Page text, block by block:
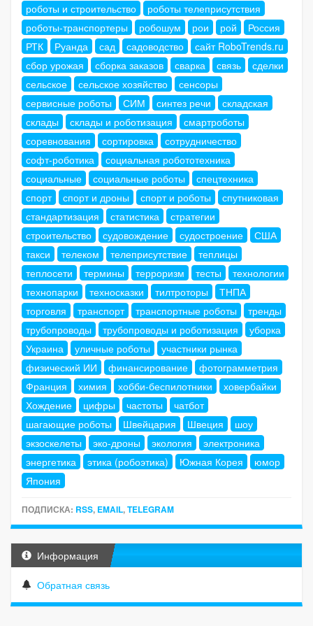
роботы и строительство
роботы телеприсутствия
роботы-транспортеры
робошум рои рой
Россия
РТК
Руанда сад садоводство
сайт RoboTrends.ru
сбор урожая
сборка заказов сварка связь
сделки
сельское
сельское хозяйство
сенсоры
сервисные роботы
СИМ синтез речи
складская
склады
склады и роботизация
смартроботы
соревнования
сортировка
сотрудничество
софт-роботика
социальная робототехника
социальные
социальные роботы
спецтехника
спорт
спорт и дроны спорт и роботы
спутниковая
стандартизация
статистика
стратегии
строительство
судовождение судостроение
США
такси
телеком телеприсутствие
теплицы
теплосети
термины терроризм тесты
технологии
технопарки
техносказки тилтроторы
ТНПА
торговля
транспорт транспортные роботы
тренды
трубопроводы
трубопроводы и роботизация
уборка
Украина
уличные роботы
участники рынка
физический ИИ
финансирование
фотограмметрия
Франция
химия хобби-беспилотники
ховербайки
Хождение
цифры частоты
чатбот
шагающие роботы
Швейцария Швеция
шоу
экзоскелеты
эко-дроны экология
электроника
энергетика
этика (робоэтика) Южная Корея
юмор
Япония
ПОДПИСКА: RSS, EMAIL,TELEGRAM
Информация
Обратная связь